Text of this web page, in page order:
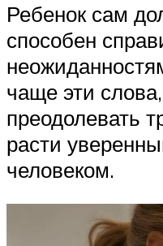
Ребенок сам
способен
чаще эти
преодолевать
расти
человеком.